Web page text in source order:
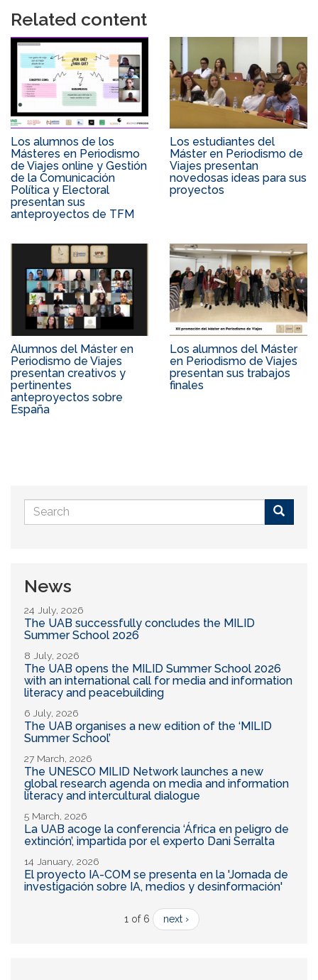
Related content
Los alumnos de los
Másteres en Periodismo
de Viajes online y Gestión
de la Comunicación
Política y Electoral
presentan sus
anteproyectos de TFM
Los estudiantes del
Máster en Periodismo de
Viajes presentan
novedosas ideas para sus
proyectos
Alumnos del Máster en
Periodismo de Viajes
presentan creativos y
pertinentes
anteproyectos sobre
España
Los alumnos del Máster
en Periodismo de Viajes
presentan sus trabajos
finales
Search
form
News
24 July, 2026
The UAB successfully concludes the MILID
Summer School 2026
8 July, 2026
The UAB opens the MILID Summer School 2026
with an international call for media and information
literacy and peacebuilding
6 July, 2026
The UAB organises a new edition of the ‘MILID
Summer School’
27 March, 2026
The UNESCO MILID Network launches a new
global research agenda on media and information
literacy and intercultural dialogue
5 March, 2026
La UAB acoge la conferencia ‘África en peligro de
extinción’, impartida por el experto Dani Serralta
14 January, 2026
El proyecto IA-COM se presenta en la 'Jornada de
investigación sobre IA, medios y desinformación'
1 of 6 next ›